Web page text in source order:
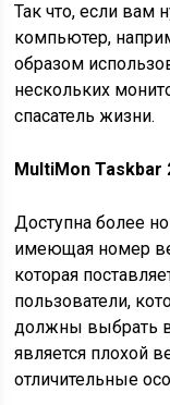
Так что, если вам
компьютер,
образом
нескольких
спасатель жизни.
MultiMon Taskbar
Доступна более
имеющая номер
которая
пользователи,
должны выбрать
является плохой
отличительные